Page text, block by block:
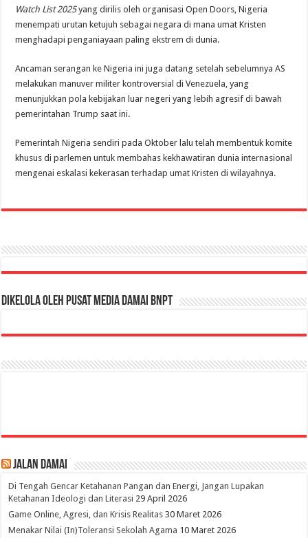
Watch List 2025yang dirilis oleh organisasi Open Doors, Nigeria
menempati urutan ketujuh sebagai negara di mana umat Kristen
menghadapi penganiayaan paling ekstrem di dunia.
Ancaman serangan ke Nigeria ini juga datang setelah sebelumnya AS
melakukan manuver militer kontroversial di Venezuela, yang
menunjukkan pola kebijakan luar negeri yang lebih agresif di bawah
pemerintahan Trump saat ini.
Pemerintah Nigeria sendiri pada Oktober lalu telah membentuk komite
khusus di parlemen untuk membahas kekhawatiran dunia internasional
mengenai eskalasi kekerasan terhadap umat Kristen di wilayahnya.
Dikelola oleh Pusat Media Damai BNPT
Jalan Damai
Di Tengah Gencar Ketahanan Pangan dan Energi, Jangan Lupakan
Ketahanan Ideologi dan Literasi 29 April 2026
Game Online, Agresi, dan Krisis Realitas 30 Maret 2026
Menakar Nilai (In)Toleransi Sekolah Agama 10 Maret 2026